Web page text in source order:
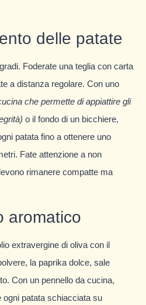
delle patate
Foderate una teglia con carta
a distanza regolare. Con uno
che permette di appiattire gli
o il fondo di un bicchiere,
patata fino a ottenere uno
Fate attenzione a non
rimanere compatte ma
aromatico
extravergine di oliva con il
la paprika dolce, sale
Con un pennello da cucina,
ogni patata schiacciata su